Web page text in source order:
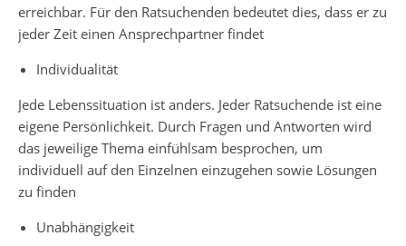
erreichbar. Für den Ratsuchenden bedeutet dies, dass er zu
jeder Zeit einen Ansprechpartner findet
Individualität
Jede Lebenssituation ist anders. Jeder Ratsuchende ist eine
eigene Persönlichkeit. Durch Fragen und Antworten wird
das jeweilige Thema einfühlsam besprochen, um
individuell auf den Einzelnen einzugehen sowie Lösungen
zu finden
Unabhängigkeit